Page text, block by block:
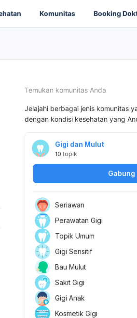
Komunitas Booking
Temukan komunitas Anda
Jelajahi berbagai jenis komunitas
dengan kondisi kesehatan yang
Gigi dan Mulut
10 topik
Gabung
Seriawan
Perawatan Gigi
Topik Umum
Gigi Sensitif
Bau Mulut
Sakit Gigi
Gigi Anak
Kosmetik Gigi